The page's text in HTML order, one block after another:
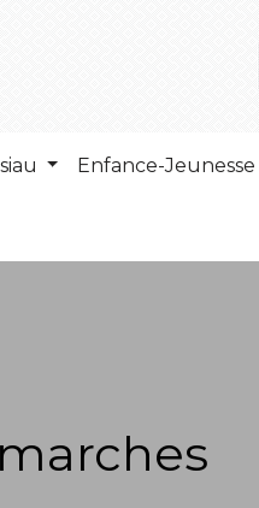
Enfance-Jeunesse